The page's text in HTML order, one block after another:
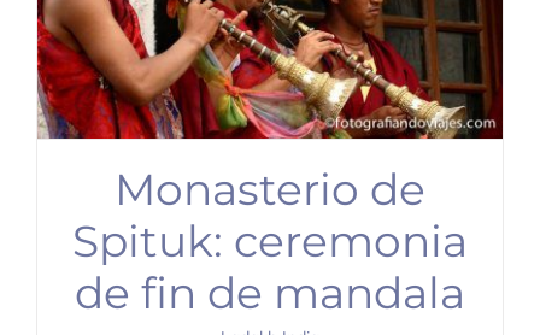
Monasterio de
Spituk: ceremonia
de fin de mandala